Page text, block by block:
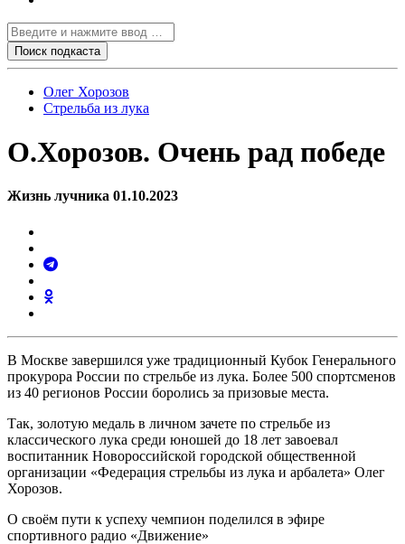
Олег Хорозов
Стрельба из лука
О.Хорозов. Очень рад победе
Жизнь лучника 01.10.2023
В Москве завершился уже традиционный Кубок Генерального
прокурора России по стрельбе из лука. Более 500 спортсменов
из 40 регионов России боролись за призовые места.
Так, золотую медаль в личном зачете по стрельбе из
классического лука среди юношей до 18 лет завоевал
воспитанник Новороссийской городской общественной
организации «Федерация стрельбы из лука и арбалета» Олег
Хорозов.
О своём пути к успеху чемпион поделился в эфире
спортивного радио «Движение»